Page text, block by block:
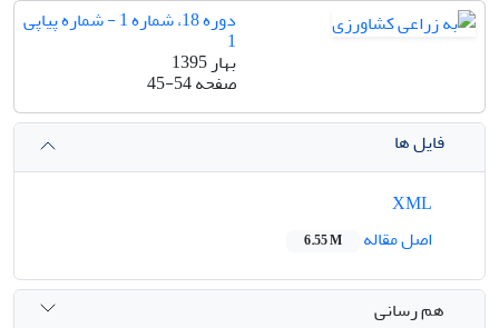
دوره 18، شماره 1 - شماره پیاپی
1
بهار 1395
صفحه45-54
فایل ها
اصل مقاله
6.55 M
هم رسانی